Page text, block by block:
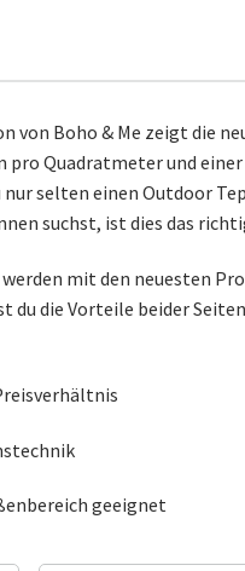
von Boho & Me zeigt die
pro Quadratmeter und
selten einen Outdoor
suchst, ist dies das
werden mit den neuesten
du die Vorteile beider
geeignet